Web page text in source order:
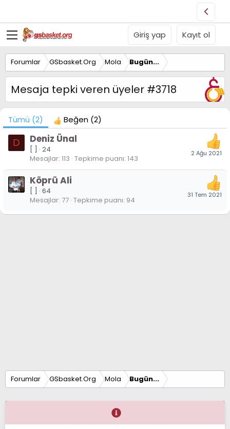
Giriş yap Kayıt ol
Forumlar GSbasket.Org Mola Bugün...
Mesaja tepki veren üyeler #3718
Tümü (2) Beğen (2)
D
2 Ağu 2021
Deniz Ünal
[ ] · 24
Mesajlar 113 Tepkime puanı 143
31 Tem 2021
Köprü Ali
· 64
Mesajlar 77 Tepkime puanı 94
Forumlar GSbasket.Org Mola Bugün...